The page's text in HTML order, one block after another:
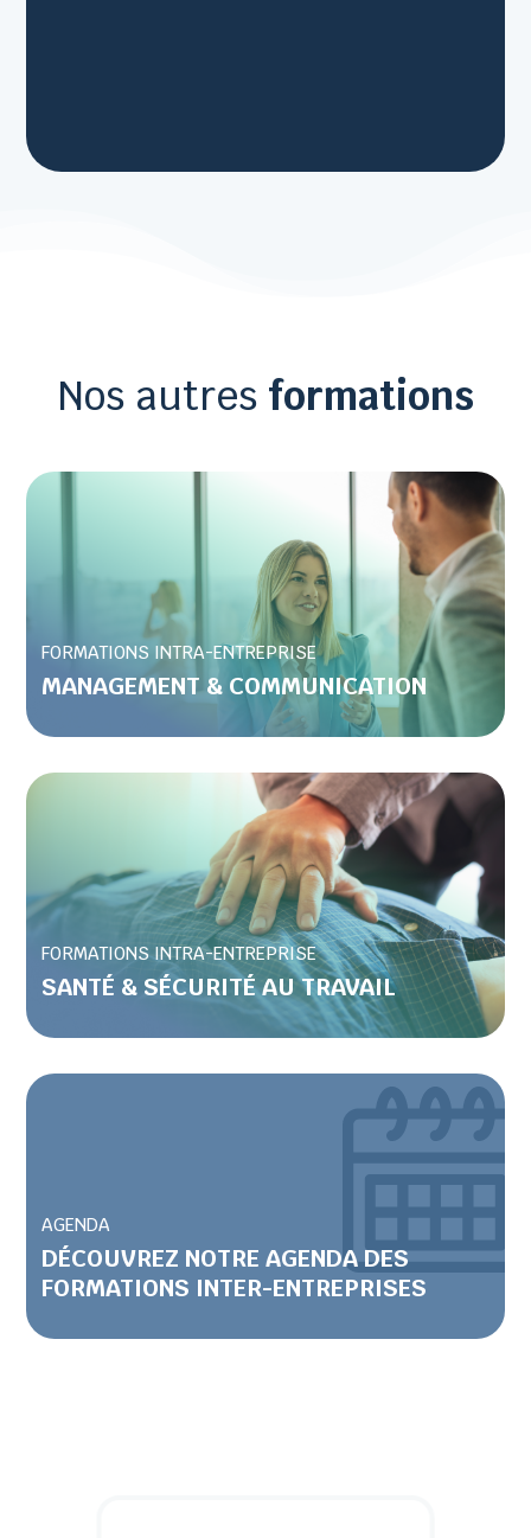
Nos autres formations
FORMATIONS INTRA-ENTREPRISE
MANAGEMENT & COMMUNICATION
FORMATIONS INTRA-ENTREPRISE
SANTÉ & SÉCURITÉ AU TRAVAIL
AGENDA
DÉCOUVREZ NOTRE AGENDA DES
FORMATIONS INTER-ENTREPRISES